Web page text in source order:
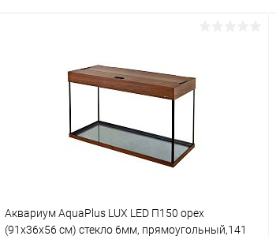
Аквариум AquaPlus LUX LED П150 орех
(91х36х56 см) стекло 6мм, прямоугольный,141